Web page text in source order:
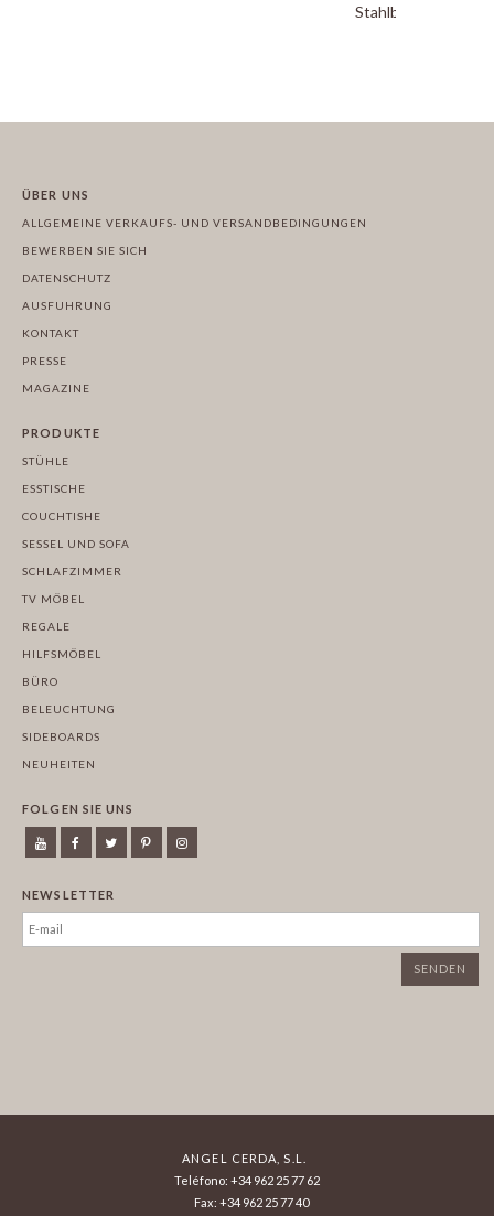
Stahlbeinen
ÜBER UNS
ALLGEMEINE VERKAUFS- UND VERSANDBEDINGUNGEN
BEWERBEN SIE SICH
DATENSCHUTZ
AUSFUHRUNG
KONTAKT
PRESSE
MAGAZINE
PRODUKTE
STÜHLE
ESSTISCHE
COUCHTISHE
SESSEL UND SOFA
SCHLAFZIMMER
TV MÖBEL
REGALE
HILFSMÖBEL
BÜRO
BELEUCHTUNG
SIDEBOARDS
NEUHEITEN
FOLGEN SIE UNS
NEWSLETTER
ANGEL CERDA, S.L.
Teléfono: +34 962 25 77 62
Fax: +34 962 25 77 40